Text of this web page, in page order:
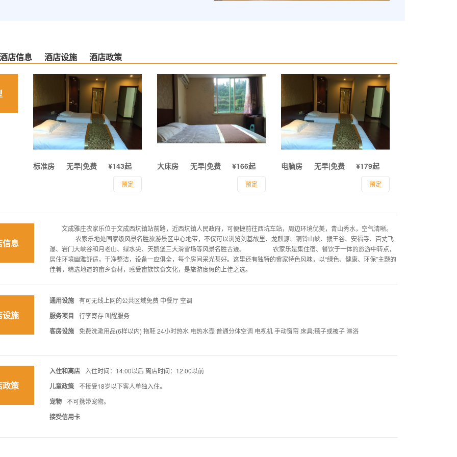
酒店信息 酒店设施 酒店政策
标准房 ¥143起
无早|免费
预定
大床房 ¥166起
无早|免费
预定
电脑房 ¥179起
无早|免费
预定
信息
文成雅庄农家乐位于文成西坑镇站前路，近西坑镇人民政府，可便捷前往西坑车站，周边环境优美，青山秀水，空气清晰。
农家乐地处国家级风景名胜旅游景区中心地带，不仅可以浏览刘基故里、龙麒源、铜铃山峡、猴王谷、安福寺、百丈飞
瀑、岩门大峡谷和月老山、绿水尖、天鹅堡三大滑雪场等风景名胜古迹。 农家乐是集住宿、餐饮于一体的旅游中转点，
居住环境幽雅舒适，干净整洁，设备一应俱全，每个房间采光甚好。这里还有独特的畲家特色风味，以“绿色、健康、环保”主题的
佳肴，精选地道的畲乡食材，感受畲族饮食文化，是旅游度假的上佳之选。
设施
通用设施 有可无线上网的公共区域免费 中餐厅 空调
服务项目 行李寄存 叫醒服务
客房设施 免费洗漱用品(6样以内) 拖鞋 24小时热水 电热水壶 普通分体空调 电视机 手动窗帘 床具:毯子或被子 淋浴
政策
入住和离店 入住时间：14:00以后 离店时间：12:00以前
儿童政策 不接受18岁以下客人单独入住。
宠物 不可携带宠物。
接受信用卡